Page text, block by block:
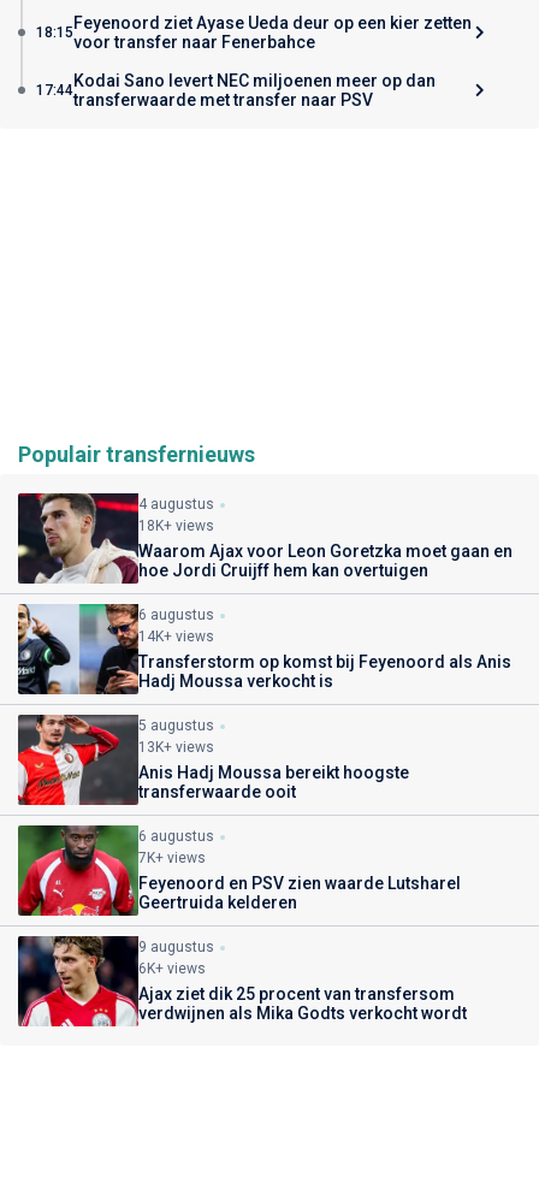
18:15 Feyenoord ziet Ayase Ueda deur op een kier zetten
voor transfer naar Fenerbahce
17:44Kodai Sano levert NEC miljoenen meer op dan
transferwaarde met transfer naar PSV
Populair transfernieuws
4 augustus
18K+ views
Waarom Ajax voor Leon Goretzka moet gaan en
hoe Jordi Cruijff hem kan overtuigen
6 augustus
14K+ views
Transferstorm op komst bij Feyenoord als Anis
Hadj Moussa verkocht is
5 augustus
13K+ views
Anis Hadj Moussa bereikt hoogste
transferwaarde ooit
6 augustus
7K+ views
Feyenoord en PSV zien waarde Lutsharel
Geertruida kelderen
9 augustus
6K+ views
Ajax ziet dik 25 procent van transfersom
verdwijnen als Mika Godts verkocht wordt